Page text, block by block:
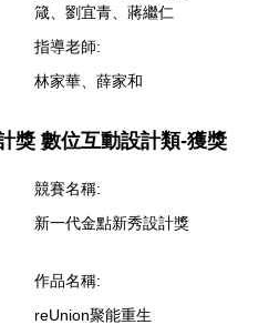
箴、劉宜青、蔣繼仁
指導老師:
林家華、薛家和
獎 數位互動設計類-獲獎
競賽名稱:
新一代金點新秀設計獎
作品名稱:
reUnion聚能重生